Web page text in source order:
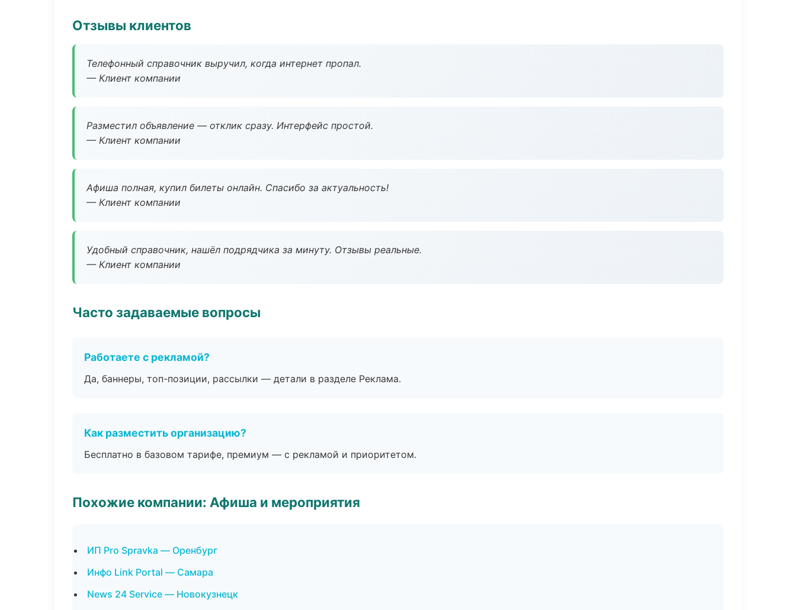
Отзывы клиентов
Телефонный справочник выручил, когда интернет пропал.
— Клиент компании
Разместил объявление — отклик сразу. Интерфейс простой.
— Клиент компании
Афиша полная, купил билеты онлайн. Спасибо за актуальность!
— Клиент компании
Удобный справочник, нашёл подрядчика за минуту. Отзывы реальные.
— Клиент компании
Часто задаваемые вопросы
Работаете с рекламой?
Да, баннеры, топ-позиции, рассылки — детали в разделе Реклама.
Как разместить организацию?
Бесплатно в базовом тарифе, премиум — с рекламой и приоритетом.
Похожие компании: Афиша и мероприятия
ИП Pro Spravka — Оренбург
Инфо Link Portal — Самара
News 24 Service — Новокузнецк